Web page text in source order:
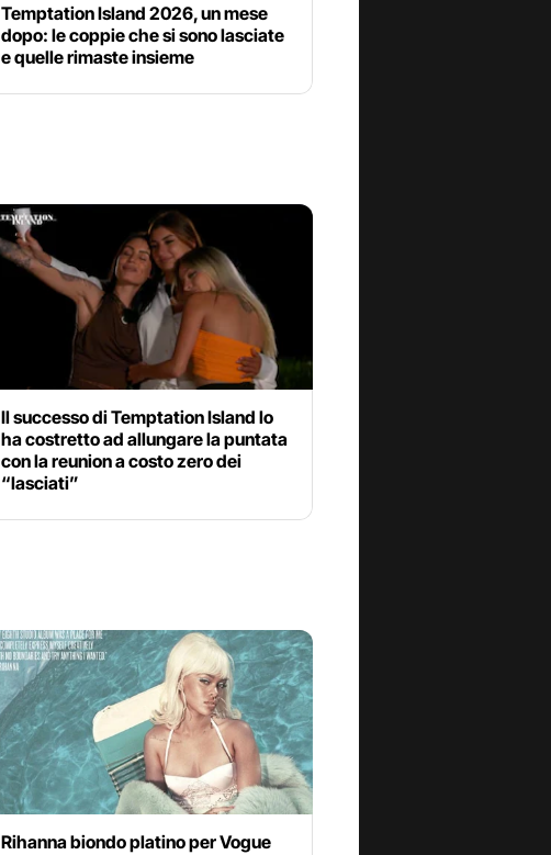
Temptation Island 2026, un mese
dopo: le coppie che si sono lasciate
e quelle rimaste insieme
Il successo di Temptation Island lo
ha costretto ad allungare la puntata
con la reunion a costo zero dei
“lasciati”
Rihanna biondo platino per Vogue